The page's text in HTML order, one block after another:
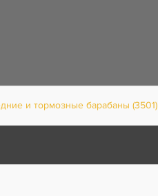
и тормозные барабаны (3501)